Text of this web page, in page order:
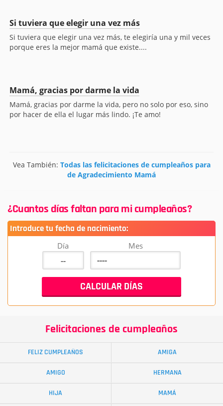
Si tuviera que elegir una vez más
Si tuviera que elegir una vez más, te elegiría una y mil veces
porque eres la mejor mamá que existe....
Mamá, gracias por darme la vida
Mamá, gracias por darme la vida, pero no solo por eso, sino
por hacer de ella el lugar más lindo. ¡Te amo!
Vea También: Todas las felicitaciones de cumpleaños para
de Agradecimiento Mamá
¿Cuantos días faltan para mi cumpleaños?
Introduce tu fecha de nacimiento:
Día Mes
Felicitaciones de cumpleaños
FELIZ CUMPLEAÑOS AMIGA
AMIGO HERMANA
HIJA MAMÁ